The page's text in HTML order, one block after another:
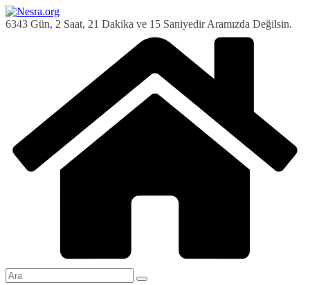
Skip
to
6343 Gün, 2 Saat, 21 Dakika ve 16 Saniyedir Aramızda Değilsin.